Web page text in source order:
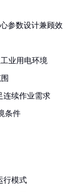
参数设计兼顾效
业用电环境
连续作业需求
条件
行模式